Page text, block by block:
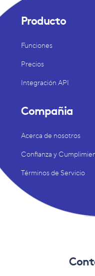
Producto
Funciones
Precios
Integración API
Compañia
Acerca de nosotros
Confianza y
Términos de Servicio